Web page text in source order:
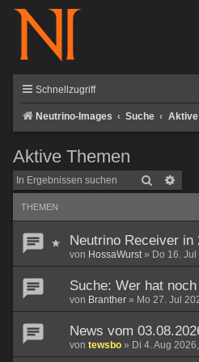
Schnellzugriff
Neutrino-Images Suche Aktive
Aktive Themen
Suche
THEMEN
Neutrino Receiver in
von HossaWurst» Do 16.
Suche: Wer hat
von Branther » Mo 27. Jul
News vom
von tewsbo » Di 4. Aug